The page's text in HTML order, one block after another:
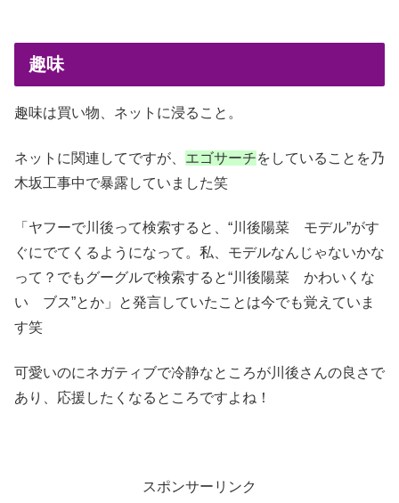
趣味
趣味は買い物、ネットに浸ること。
ネットに関連してですが、 エゴサーチをしていることを乃
木坂工事中で暴露していました笑
「ヤフーで川後って検索すると、“川後陽菜 モデル”がす
ぐにでてくるようになって。私、モデルなんじゃないかな
って？でもグーグルで検索すると“川後陽菜 かわいくな
い ブス”とか」と発言していたことは今でも覚えていま
す笑
可愛いのにネガティブで冷静なところが川後さんの良さで
あり、応援したくなるところですよね！
スポンサーリンク